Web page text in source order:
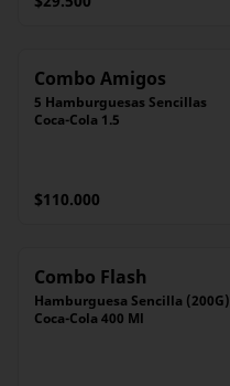
Combo Amigos
5 Hamburguesas Sencillas
Coca-Cola 1.5
$110.000
Combo Flash
Hamburguesa Sencilla (200G)
Coca-Cola 400 Ml